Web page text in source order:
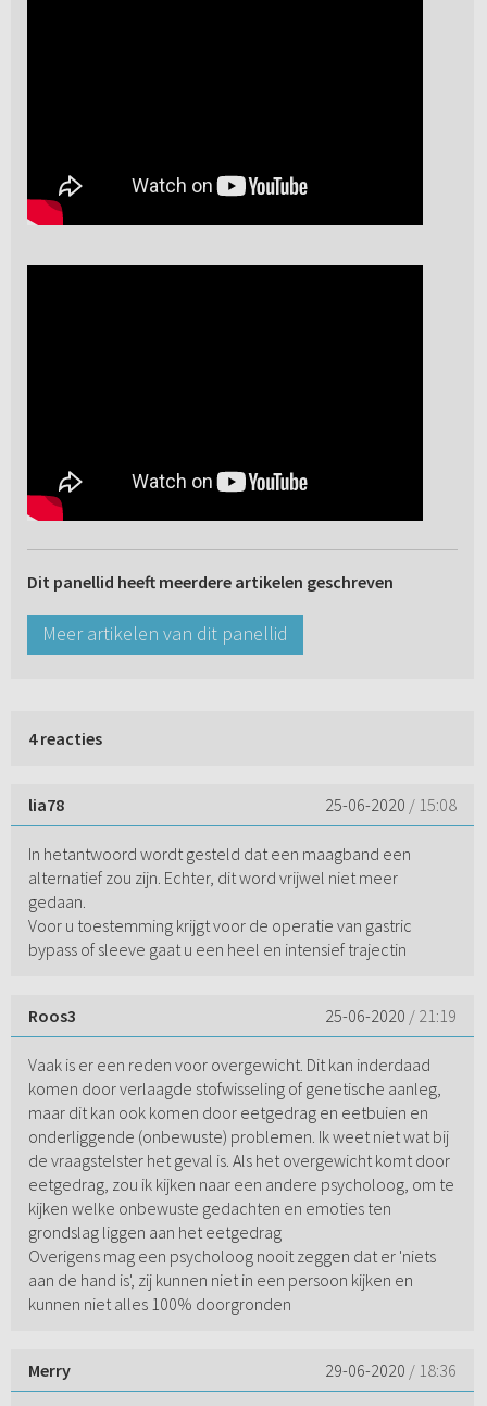
Dit panellid heeft meerdere artikelen geschreven
Meer artikelen van dit panellid
4 reacties
lia78 25-06-2020 / 15:08
In hetantwoord wordt gesteld dat een maagband een
alternatief zou zijn. Echter, dit word vrijwel niet meer
gedaan.
Voor u toestemming krijgt voor de operatie van gastric
bypass of sleeve gaat u een heel en intensief trajectin
Roos3 25-06-2020 / 21:19
Vaak is er een reden voor overgewicht. Dit kan inderdaad
komen door verlaagde stofwisseling of genetische aanleg,
maar dit kan ook komen door eetgedrag en eetbuien en
onderliggende (onbewuste) problemen. Ik weet niet wat bij
de vraagstelster het geval is. Als het overgewicht komt door
eetgedrag, zou ik kijken naar een andere psycholoog, om te
kijken welke onbewuste gedachten en emoties ten
grondslag liggen aan het eetgedrag
Overigens mag een psycholoog nooit zeggen dat er 'niets
aan de hand is', zij kunnen niet in een persoon kijken en
kunnen niet alles 100% doorgronden
Merry 29-06-2020 / 18:36